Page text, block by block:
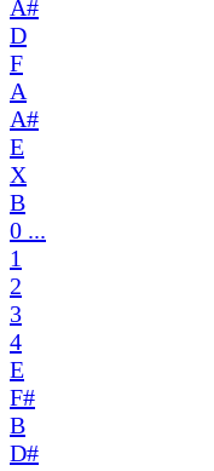
A#
D
F
A
A#
E
X
B
0 ...
1
2
3
4
E
F#
B
D#